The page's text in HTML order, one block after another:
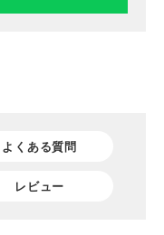
よくある質問
レビュー